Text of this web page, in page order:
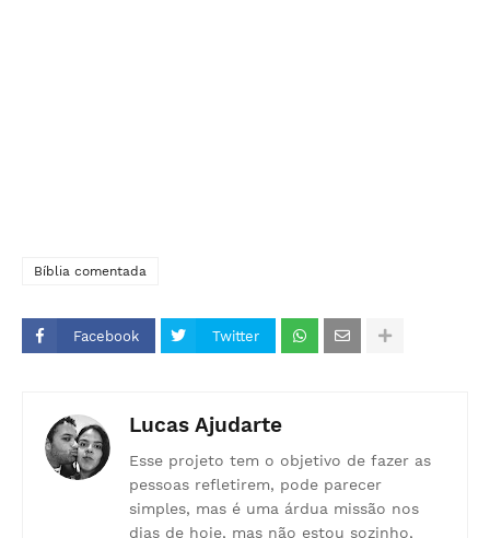
Bíblia comentada
Facebook Twitter
Lucas Ajudarte
Esse projeto tem o objetivo de fazer as
pessoas refletirem, pode parecer
simples, mas é uma árdua missão nos
dias de hoje, mas não estou sozinho,